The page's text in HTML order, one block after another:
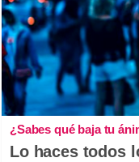
¿Sabes qué baja tu
Lo haces todos